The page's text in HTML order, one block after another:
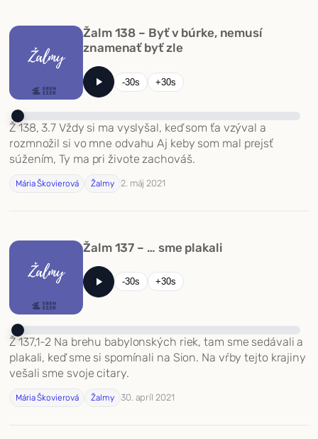
Žalm 138 – Byť v búrke, nemusí
znamenať byť zle
-30s +30s
Ž 138, 3.7 Vždy si ma vyslyšal, keď som ťa vzýval a
rozmnožil si vo mne odvahu Aj keby som mal prejsť
súžením, Ty ma pri živote zachováš.
Mária Škovierová Žalmy 2. máj 2021
Žalm 137 – … sme plakali
-30s +30s
Ž 137,1-2 Na brehu babylonských riek, tam sme sedávali a
plakali, keď sme si spomínali na Sion. Na vŕby tejto krajiny
vešali sme svoje citary.
Mária Škovierová Žalmy 30. apríl 2021